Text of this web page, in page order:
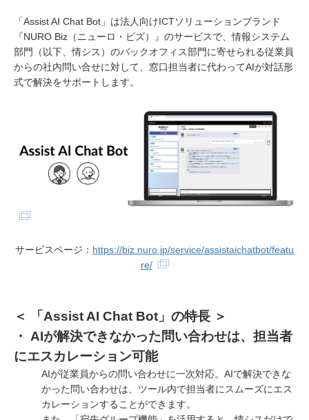
「Assist AI Chat Bot」は法人向けICTソリューションブランド
『NURO Biz（ニューロ・ビズ）』のサービスで、情報システム
部門（以下、情シス）のバックオフィス部門に寄せられる従業員
からの社内問い合せに対して、窓口担当者に代わってAIが対話形
式で解決をサポートします。
サービスページ： https://biz.nuro.jp/service/assistaichatbot/featu
re/
＜ 「Assist AI Chat Bot」の特長 ＞
・ AIが解決できなかった問い合わせは、担当者
にエスカレーション可能
AIが従業員からの問い合わせに一次対応。AIで解決できな
かった問い合わせは、ツール内で担当者にスムーズにエス
カレーションすることができます。